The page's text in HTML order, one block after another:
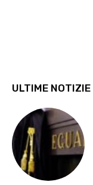
ULTIME NOTIZIE